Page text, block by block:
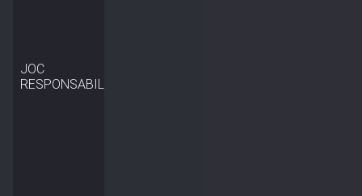
JOC
RESPONSABIL